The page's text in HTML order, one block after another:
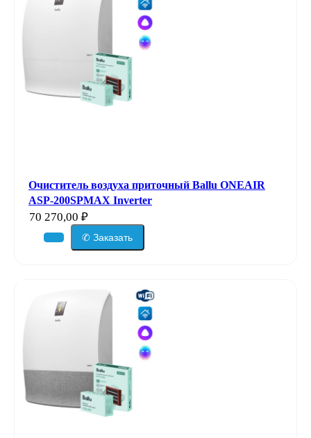
Очиститель воздуха приточный Ballu ONEAIR
ASP-200SPMAX Inverter
70 270,00 ₽
✆ Заказать